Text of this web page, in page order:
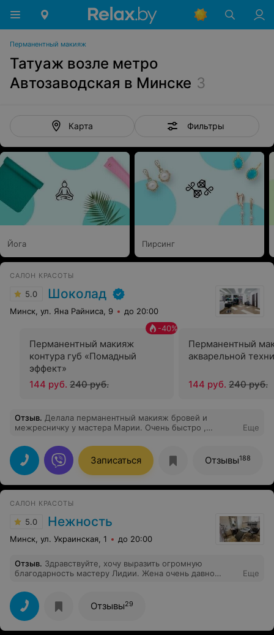
Перманентный макияж
Татуаж возле метро
Автозаводская в Минске 3
Карта Фильтры
Йога Пирсинг
САЛОН КРАСОТЫ
5.0 Шоколад
Минск, ул. Яна Райниса, 9 до 20:00
Перманентный макияж
контура губ «Помадный
эффект»
-40%
144 руб. 240 руб.
Перманентный
акварельной
144 руб. 240 руб.
Отзыв. Делала перманентный макияж бровей и
межресничку у мастера Марии. Очень быстро ,
прекрасным результатом и классным настроением.
Очень рекомендую
Еще
Записаться Отзывы188
САЛОН КРАСОТЫ
5.0 Нежность
Минск, ул. Украинская, 1 до 20:00
Отзыв. Здравствуйте, хочу выразить огромную
благодарность мастеру Лидии. Жена очень давно
её радости нет предела, Большое спасибо за
проделанную работу, будем обращаться к вам снова и
рекомендовать всем знакомым.
Еще
Отзывы29